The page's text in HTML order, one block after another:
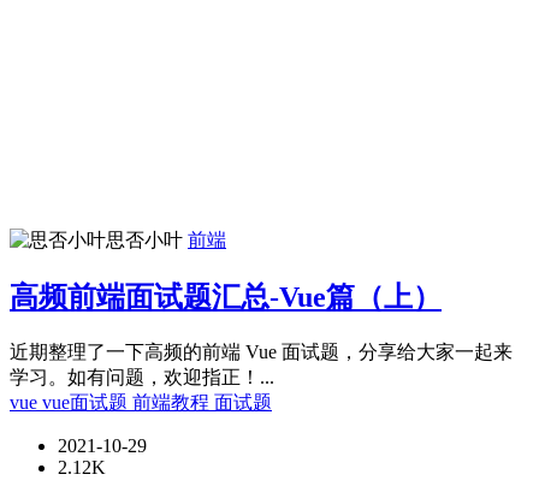
思否小叶 前端
高频前端面试题汇总-Vue篇（上）
近期整理了一下高频的前端 Vue 面试题，分享给大家一起来
学习。如有问题，欢迎指正！...
vue vue面试题 前端教程 面试题
2021-10-29
2.12K